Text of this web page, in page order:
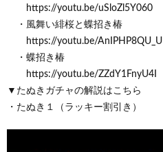
https://youtu.be/uSloZl5Y060
・風舞い緋桜と蝶招き椿
https://youtu.be/AnIPHP8QU_U
・蝶招き椿
https://youtu.be/ZZdY1FnyU4I
▼たぬきガチャの解説はこちら
・たぬき１（ラッキー割引き）